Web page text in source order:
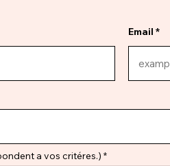
Email
a vos critéres.)